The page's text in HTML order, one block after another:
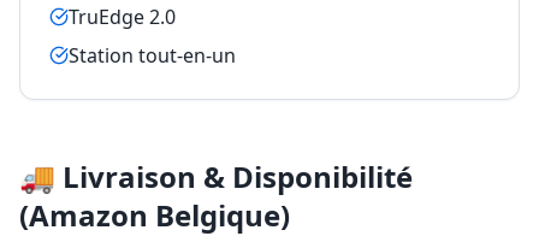
TruEdge 2.0
Station tout-en-un
🚚 Livraison & Disponibilité
(Amazon Belgique)